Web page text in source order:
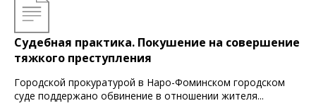
Судебная практика. Покушение на совершение
тяжкого преступления
Городской прокуратурой в Наро-Фоминском городском
суде поддержано обвинение в отношении жителя...